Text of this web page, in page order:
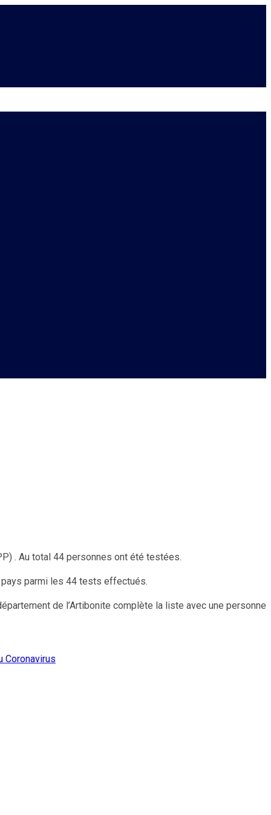
. Au total 44 personnes ont été testées.
pays parmi les 44 tests effectués.
de l’Artibonite complète la liste avec une personne
Coronavirus